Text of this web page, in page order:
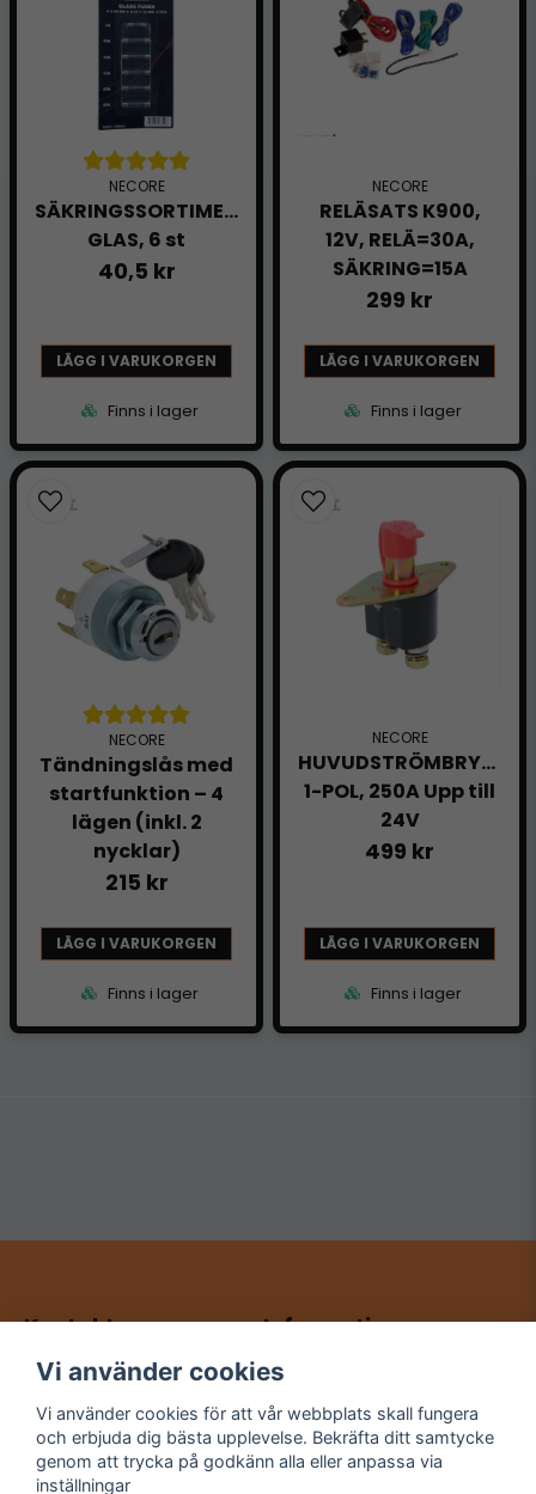
NECORE
SÄKRINGSSORTIMENT,
GLAS, 6 st
40,5 kr
LÄGG I VARUKORGEN
Finns i lager
NECORE
RELÄSATS K900,
12V, RELÄ=30A,
SÄKRING=15A
299 kr
LÄGG I VARUKORGEN
Finns i lager
NECORE
Tändningslås med
startfunktion – 4
lägen (inkl. 2
nycklar)
215 kr
LÄGG I VARUKORGEN
Finns i lager
NECORE
1-POL, 250A Upp till
24V
499 kr
LÄGG I VARUKORGEN
Finns i lager
Kontakt
Mail:
Information
Köp- & returvillkor
Datablad
KONTAKT
Mitt konto Följ mig
Vi använder cookies
Vi använder cookies för att vår webbplats skall fungera
och erbjuda dig bästa upplevelse. Bekräfta ditt samtycke
genom att trycka på godkänn alla eller anpassa via
inställningar